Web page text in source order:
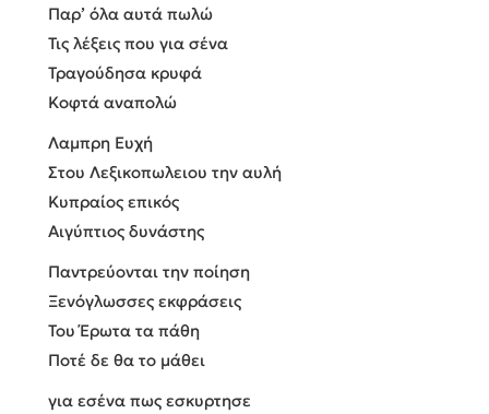
Παρ’ όλα αυτά πωλώ
Τις λέξεις που για σένα
Τραγούδησα κρυφά
Κοφτά αναπολώ
Λαμπρη Ευχή
Στου Λεξικοπωλειου την αυλή
Κυπραίος επικός
Αιγύπτιος δυνάστης
Παντρεύονται την ποίηση
Ξενόγλωσσες εκφράσεις
Του Έρωτα τα πάθη
Ποτέ δε θα το μάθει
για εσένα πως εσκυρτησε